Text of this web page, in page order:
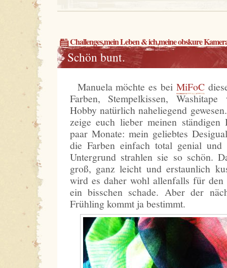
Challenges,mein Leben & ich,meine obskure
Schön bunt.
Manuela möchte es bei MiFoC
Farben, Stempelkissen,
Hobby natürlich naheliegend
zeige euch lieber meinen ständigen
paar Monate: mein geliebtes
die Farben einfach total genial und
Untergrund strahlen sie so schön.
groß, ganz leicht und erstaunlich
wird es daher wohl allenfalls für den
ein bisschen schade. Aber der
Frühling kommt ja bestimmt.